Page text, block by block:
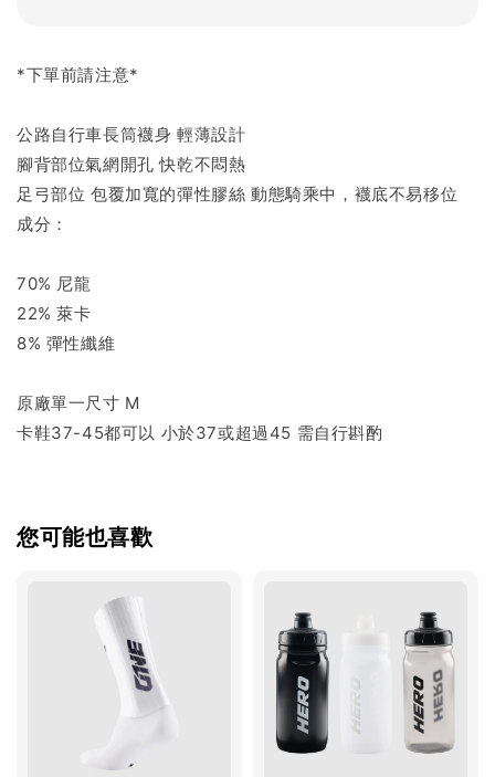
*下單前請注意*
公路自行車長筒襪身 輕薄設計
腳背部位氣網開孔 快乾不悶熱
足弓部位 包覆加寬的彈性膠絲 動態騎乘中，襪底不易移位
成分：
70% 尼龍
22% 萊卡
8% 彈性纖維
原廠單一尺寸 M
卡鞋37-45都可以 小於37或超過45 需自行斟酌
您可能也喜歡